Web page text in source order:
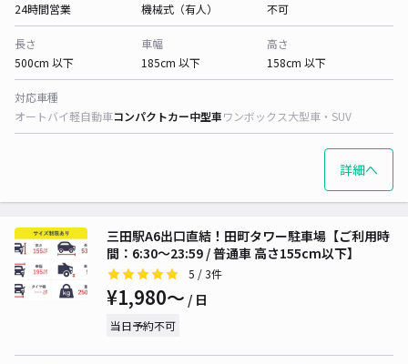
24時間営業
機械式（有人）
不可
長さ
500cm 以下
車幅
185cm 以下
高さ
158cm 以下
対応車種
オートバイ軽自動車コンパクトカー中型車ワンボックス大型車・SUV
詳細へ
三田駅A6出口直結！田町タワー駐車場【ご利用時
間：6:30～23:59 / 普通車 高さ155cm以下】
5 / 3件
¥1,980〜 / 日
当日予約不可